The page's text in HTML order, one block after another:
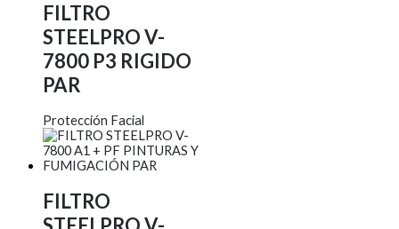
FILTRO
STEELPRO V-
7800 P3 RIGIDO
PAR
Protección Facial
FILTRO